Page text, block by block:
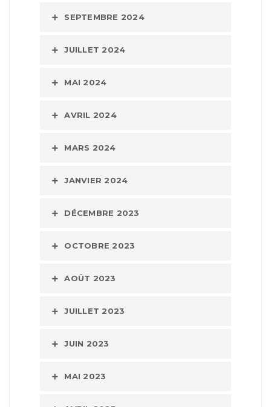
SEPTEMBRE 2024
JUILLET 2024
MAI 2024
AVRIL 2024
MARS 2024
JANVIER 2024
DÉCEMBRE 2023
OCTOBRE 2023
AOÛT 2023
JUILLET 2023
JUIN 2023
MAI 2023